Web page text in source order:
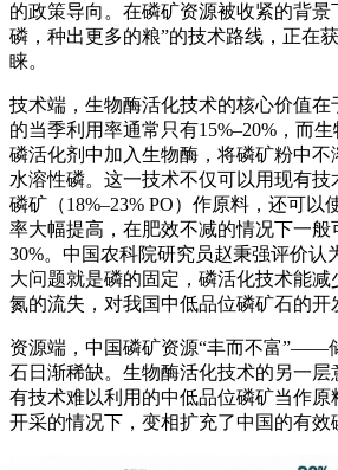
的政策导向 。在磷矿资源被收紧的背景
磷，种出更多的粮”的技术路线，正在
睐。
技术端 ，生物酶活化技术的核心价值在
的当季利用率通常只有15%–20%，而
磷活化剂中加入生物酶，将磷矿粉中不
水溶性磷。这一技术不仅可以用现有
磷矿（18%–23% PO）作原料 ，还可以
率大幅提高，在肥效不减的情况下一般
30%。中国农科院研究员赵秉强评价认
大问题就是磷的固定，磷活化技术能
氮的流失，对我国中低品位磷矿石的开
资源端 ，中国磷矿资源“丰而不富”——
石日渐稀缺。生物酶活化技术的另一
有技术难以利用的中低品位磷矿当作原
开采的情况下， 变相扩充了中国的有效